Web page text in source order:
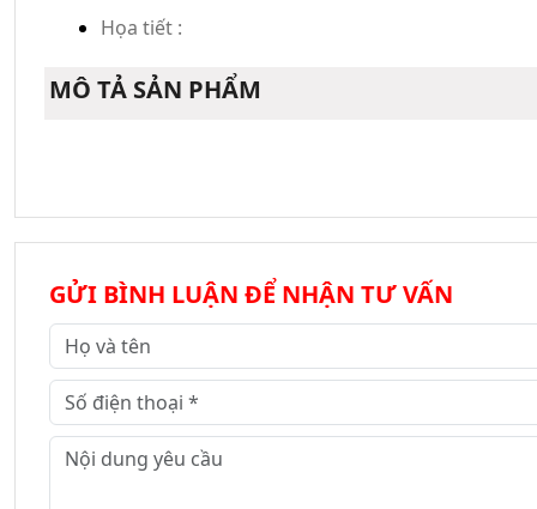
Họa tiết :
MÔ TẢ SẢN PHẨM
GỬI BÌNH LUẬN ĐỂ NHẬN TƯ VẤN